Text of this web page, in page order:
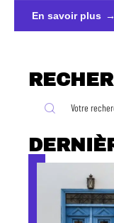
En savoir plus